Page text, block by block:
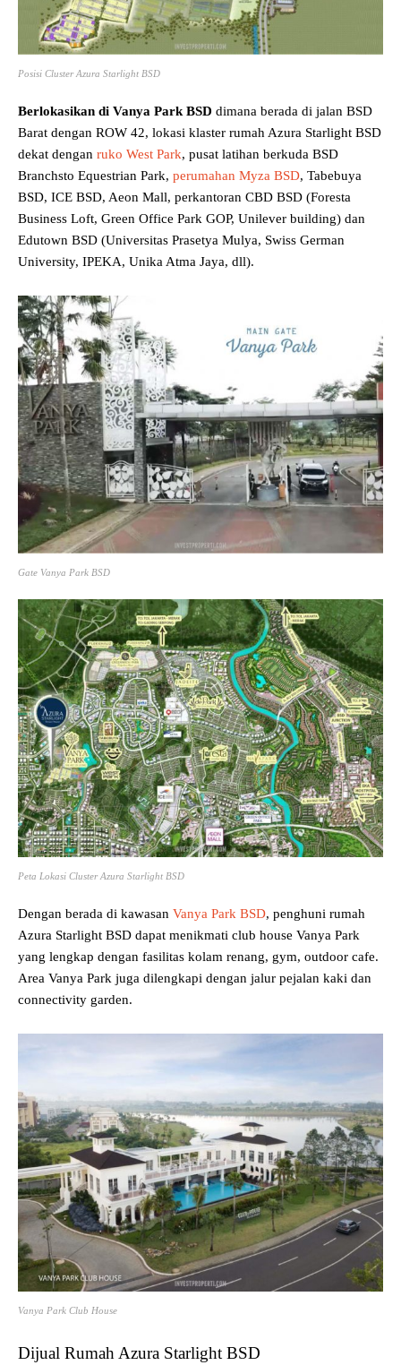
Posisi Cluster Azura Starlight BSD
Berlokasikan di Vanya Park BSD dimana berada di jalan BSD
Barat dengan ROW 42, lokasi klaster rumah Azura Starlight BSD
dekat dengan ruko West Park, pusat latihan berkuda BSD
Branchsto Equestrian Park, perumahan Myza BSD, Tabebuya
BSD, ICE BSD, Aeon Mall, perkantoran CBD BSD (Foresta
Business Loft, Green Office Park GOP, Unilever building) dan
Edutown BSD (Universitas Prasetya Mulya, Swiss German
University, IPEKA, Unika Atma Jaya, dll).
Gate Vanya Park BSD
Peta Lokasi Cluster Azura Starlight BSD
Dengan berada di kawasan Vanya Park BSD, penghuni rumah
Azura Starlight BSD dapat menikmati club house Vanya Park
yang lengkap dengan fasilitas kolam renang, gym, outdoor cafe.
Area Vanya Park juga dilengkapi dengan jalur pejalan kaki dan
connectivity garden.
Vanya Park Club House
Dijual Rumah Azura Starlight BSD